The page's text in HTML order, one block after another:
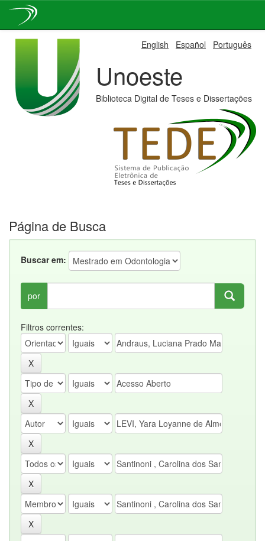
English Español Português
Unoeste
Biblioteca Digital de Teses e Dissertações
Página de Busca
Buscar em:
por
Filtros correntes: